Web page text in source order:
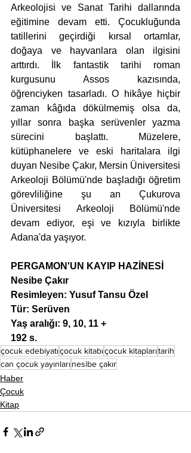
Arkeolojisi ve Sanat Tarihi dallarında
eğitimine devam etti. Çocukluğunda
tatillerini geçirdiği kırsal ortamlar,
doğaya ve hayvanlara olan ilgisini
arttırdı. İlk fantastik tarihi roman
kurgusunu Assos kazısında,
öğrenciyken tasarladı. O hikâye hiçbir
zaman kâğıda dökülmemiş olsa da,
yıllar sonra başka serüvenler yazma
sürecini başlattı. Müzelere,
kütüphanelere ve eski haritalara ilgi
duyan Nesibe Çakır, Mersin Üniversitesi
Arkeoloji Bölümü'nde başladığı öğretim
görevliliğine şu an Çukurova
Üniversitesi Arkeoloji Bölümü'nde
devam ediyor, eşi ve kızıyla birlikte
Adana'da yaşıyor.
PERGAMON'UN KAYIP HAZİNESİ
Nesibe Çakır
Resimleyen: Yusuf Tansu Özel
Tür: Serüven
Yaş aralığı: 9, 10, 11 +
192 s.
çocuk edebiyatıçocuk kitabıçocuk kitaplarıtarih
can çocuk yayınlarınesibe çakır
Haber
Çocuk
Kitap